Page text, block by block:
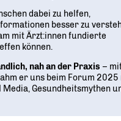
dabei zu helfen,
besser zu
mit Ärzt:innen fundierte
können.
nah an der Praxis –
er uns beim Forum 2025
Gesundheitsmythen